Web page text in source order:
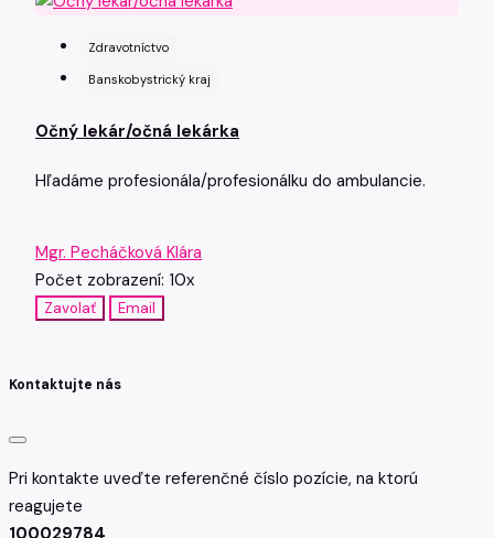
Zdravotníctvo
Banskobystrický kraj
Očný lekár/očná lekárka
Hľadáme profesionála/profesionálku do ambulancie.
Mgr. Pecháčková Klára
Počet zobrazení: 10x
Zavolať Email
Kontaktujte nás
Pri kontakte uveďte referenčné číslo pozície, na ktorú
reagujete